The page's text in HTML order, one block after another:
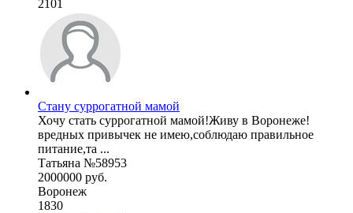
2101
Стану суррогатной мамой
Хочу стать суррогатной мамой!Живу в Воронеже!
вредных привычек не имею,соблюдаю правильное
питание,та ...
Татьяна №58953
2000000 руб.
Воронеж
1830